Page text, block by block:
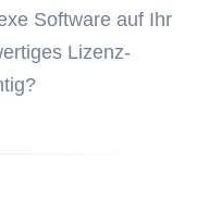
Was sind Assets?
Software auf Ihr
Lizenz-